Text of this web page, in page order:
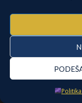
Idealan je period
organizaciju
zlatare, upis
tranzitu u rubrici